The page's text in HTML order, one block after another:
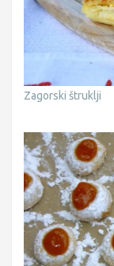
Zagorski štruklji